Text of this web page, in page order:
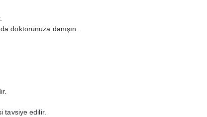
doktorunuza danışın.
tavsiye edilir.